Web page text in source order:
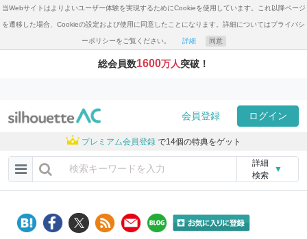
当Webサイトはよりよいユーザー体験を実現するためにCookieを使用しています。これ以降ページ
を遷移した場合、Cookieの設定および使用に同意したことになります。詳細についてはプライバシ
ーポリシーをご覧ください。 詳細 同意
総会員数1600万人突破！
会員登録 ログイン
プレミアム会員登録 で14個の特典をゲット
詳細
検索
▼